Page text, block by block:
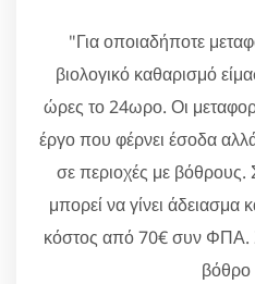
"Για οποιαδήποτε
βιολογικό καθαρισμό
ώρες το 24ωρο. Οι
έργο που φέρνει έσοδα
σε περιοχές με βόθρους.
μπορεί να γίνει
κόστος από 70€ συν ΦΠΑ.